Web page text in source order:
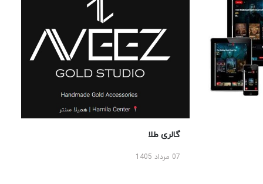
گالری طلا
07 مرداد 1405